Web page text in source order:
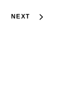
NEXT